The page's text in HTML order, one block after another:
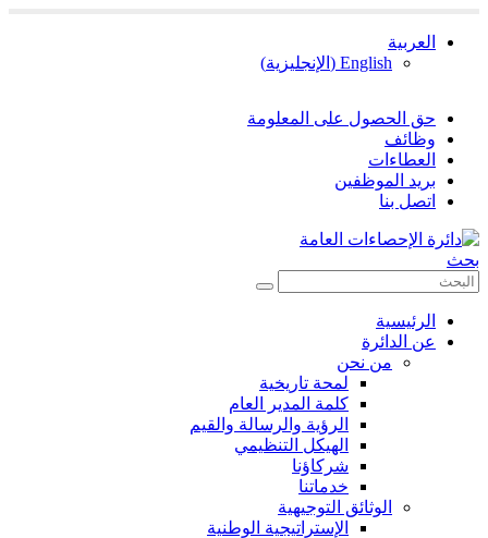
العربية
English
( الإنجليزية)
حق الحصول على المعلومة
وظائف
العطاءات
بريد الموظفين
اتصل بنا
بحث
الرئيسية
عن الدائرة
من نحن
لمحة تاريخية
كلمة المدير العام
الرؤية والرسالة والقيم
الهيكل التنظيمي
شركاؤنا
خدماتنا
الوثائق التوجيهية
الإستراتيجية الوطنية